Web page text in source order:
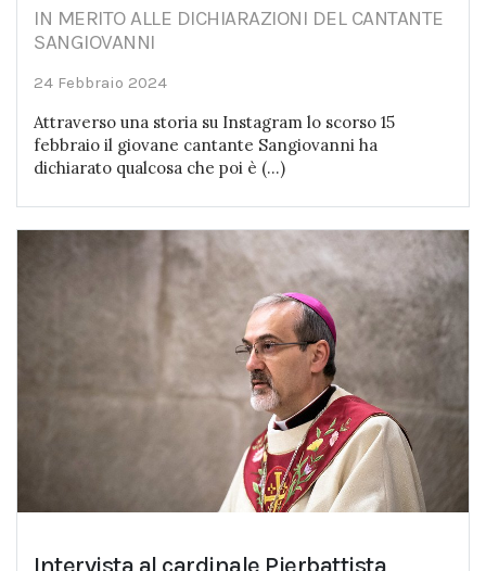
IN MERITO ALLE DICHIARAZIONI DEL CANTANTE
SANGIOVANNI
24 Febbraio 2024
Attraverso una storia su Instagram lo scorso 15
febbraio il giovane cantante Sangiovanni ha
dichiarato qualcosa che poi è (...)
Intervista al cardinale Pierbattista